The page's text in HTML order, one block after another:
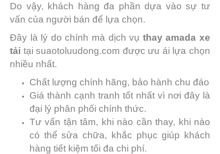
Do vậy, khách hàng đa phần dựa vào sự tư
vấn của người bán để lựa chọn.
Đây là lý do chính mà dịch vụ thay amada xe
tải tại suaotoluudong.com được ưu ái lựa chọn
nhiều nhất.
Chất lượng chính hãng, bảo hành chu đáo
Giá thành cạnh tranh tốt nhất vì nơi đây là
đại lý phân phối chính thức.
Tư vấn tận tâm, khi nào cần thay, khi nào
có thể sửa chữa, khắc phục giúp khách
hàng tiết kiệm tối đa chi phí.